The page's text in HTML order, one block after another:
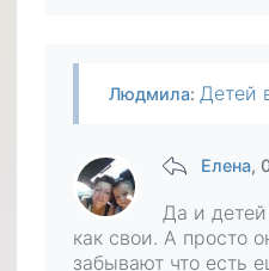
Людмила: Детей выписать просто, даже без их согласия, внука нет.
Елена,
Да и
как свои. А просто
забывают что есть